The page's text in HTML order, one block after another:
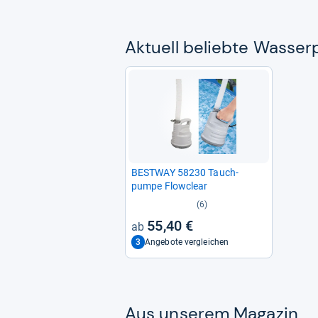
Aktu­ell beliebte
BEST­WAY 58230 Tauch­
pumpe Flow­clear
(6)
55,40 €
3 Angebote vergleichen
Aus unse­rem Maga­zin